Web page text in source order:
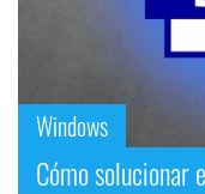
Windows
Cómo solucionar